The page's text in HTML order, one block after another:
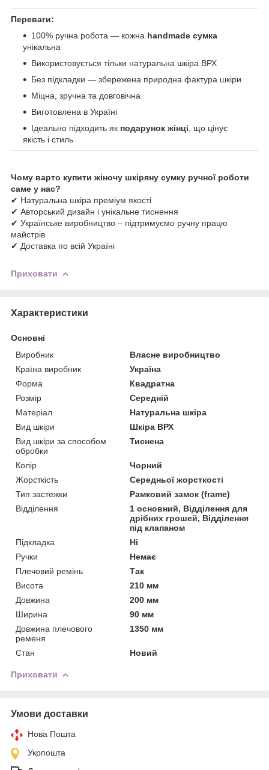
Переваги:
100% ручна робота — кожна handmade сумка
унікальна
Використовується тільки натуральна шкіра ВРХ
Без підкладки — збережена природна фактура шкіри
Міцна, зручна та довговічна
Виготовлена в Україні
Ідеально підходить як подарунок жінці , що цінує
якість і стиль
Чому варто купити жіночу шкіряну сумку ручної роботи
саме у нас?
✔ Натуральна шкіра преміум якості
✔ Авторський дизайн і унікальне тиснення
✔ Українське виробництво – підтримуємо ручну працю
майстрів
✔ Доставка по всій Україні
Приховати
Характеристики
Основні
Виробник
Власне виробництво
Країна виробник
Україна
Форма
Квадратна
Розмір
Середній
Матеріал
Натуральна шкіра
Вид шкіри
Шкіра ВРХ
Вид шкіри за способом
обробки
Тиснена
Колір
Чорний
Жорсткість
Середньої жорсткості
Тип застежки
Рамковий замок (frame)
Відділення
1 основний, Відділення для
дрібних грошей, Відділення
під клапаном
Підкладка
Ні
Ручки
Немає
Плечовий ремінь
Так
Висота
210 мм
Довжина
200 мм
Ширина
90 мм
Довжина плечового
ременя
1350 мм
Стан Новий
Приховати
Умови доставки
Нова Пошта
Укрпошта